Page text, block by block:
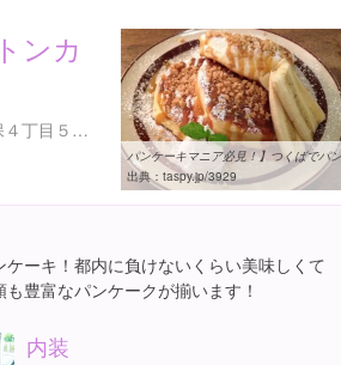
ンカ
茨城県つくば市天久保４丁目５-１７
出典： taspy.jp/3929
ーキ！都内に負けないくらい美味しくて
豊富なパンケークが揃います！
内装